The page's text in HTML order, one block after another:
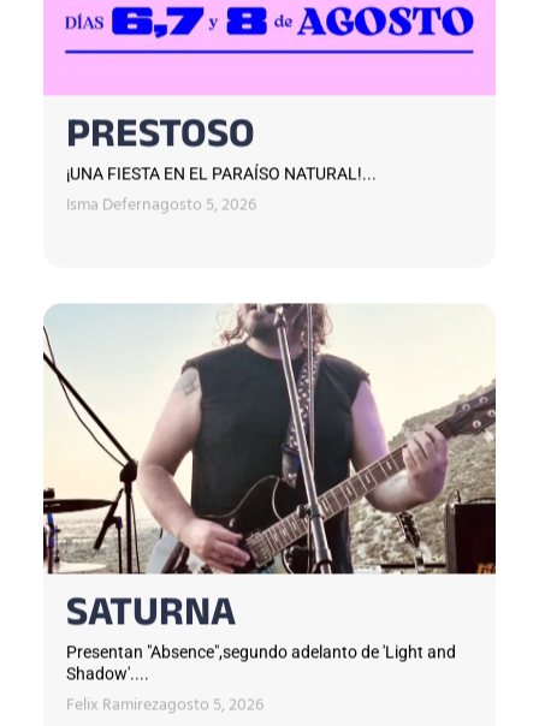
PRESTOSO
¡UNA FIESTA EN EL PARAÍSO NATURAL!...
Isma Defernagosto 5, 2026
SATURNA
Presentan "Absence",segundo adelanto de 'Light and
Shadow'....
Felix Ramirezagosto 5, 2026